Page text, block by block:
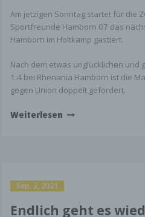
Am jetzigen Sonntag startet für die
Sportfreunde Hamborn 07 das
Hamborn im Holtkamp gastiert.
Nach dem etwas unglücklichen
1:4 bei Rhenania Hamborn ist die
gegen Union doppelt gefordert.
Weiterlesen
Sep. 3, 2021
Endlich geht es